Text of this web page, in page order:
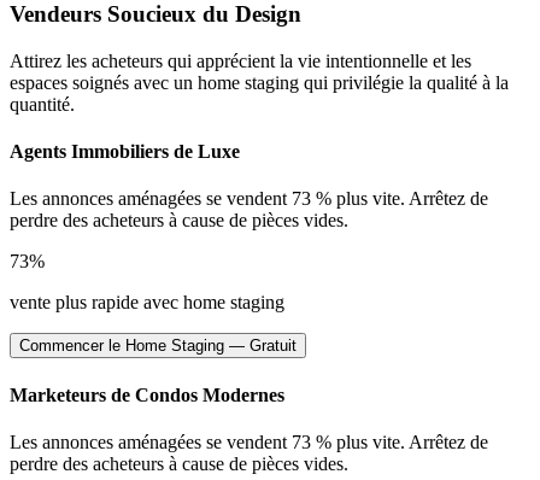
Vendeurs Soucieux du Design
Attirez les acheteurs qui apprécient la vie intentionnelle et les
espaces soignés avec un home staging qui privilégie la qualité à la
quantité.
Agents Immobiliers de Luxe
Les annonces aménagées se vendent 73 % plus vite. Arrêtez de
perdre des acheteurs à cause de pièces vides.
73%
vente plus rapide avec home staging
Commencer le Home Staging — Gratuit
Marketeurs de Condos Modernes
Les annonces aménagées se vendent 73 % plus vite. Arrêtez de
perdre des acheteurs à cause de pièces vides.